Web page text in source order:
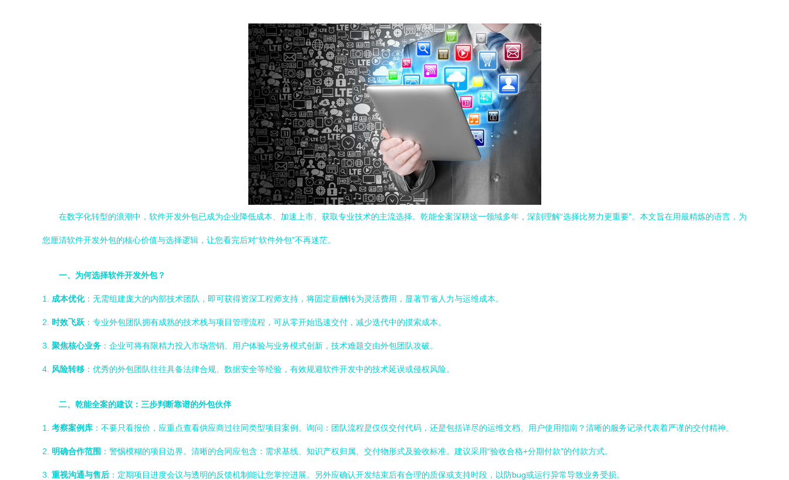
在数字化转型的浪潮中，软件开发外包已成为企业降低成本、加速上市、获取专业技术的主流选择。乾能全案深耕这一领域多年，深刻理解“选择比努力更重要”。本文旨在用最精炼的语言，为
您厘清软件开发外包的核心价值与选择逻辑，让您看完后对“软件外包”不再迷茫。
一、为何选择软件开发外包？
1. 成本优化：无需组建庞大的内部技术团队，即可获得资深工程师支持，将固定薪酬转为灵活费用，显著节省人力与运维成本。
2. 时效飞跃 ：专业外包团队拥有成熟的技术栈与项目管理流程，可从零开始迅速交付，减少迭代中的摸索成本。
3. 聚焦核心业务 ：企业可将有限精力投入市场营销、用户体验与业务模式创新，技术难题交由外包团队攻破。
4. 风险转移 ：优秀的外包团队往往具备法律合规、数据安全等经验，有效规避软件开发中的技术延误或侵权风险。
二、乾能全案的建议：三步判断靠谱的外包伙伴
1. 考察案例库 ：不要只看报价，应重点查看供应商过往同类型项目案例。询问：团队流程是仅仅交付代码，还是包括详尽的运维文档、用户使用指南？清晰的服务记录代表着严谨的交付精神。
2. 明确合作范围 ：警惕模糊的项目边界。清晰的合同应包含：需求基线、知识产权归属、交付物形式及验收标准。建议采用“验收合格+分期付款”的付款方式。
3. 重视沟通与售后 ：定期项目进度会议与透明的反馈机制能让您掌控进展。另外应确认开发结束后有合理的质保或支持时段，以防bug或运行异常导致业务受损。